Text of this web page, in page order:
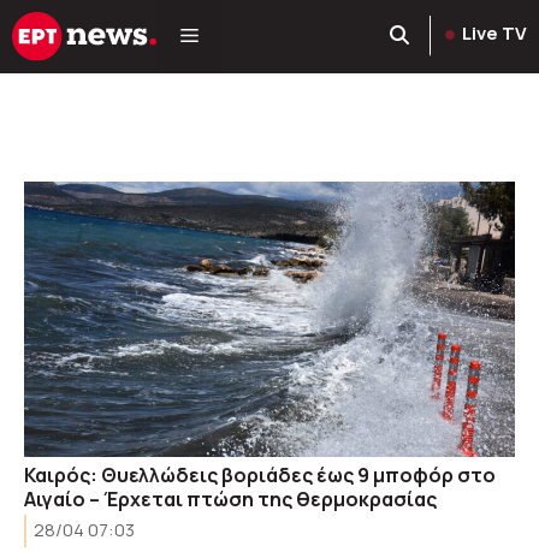
Μετάβαση
σε
Live TV
Καιρός: Θυελλώδεις βοριάδες έως 9 μποφόρ στο
Αιγαίο – Έρχεται πτώση της θερμοκρασίας
28/04 07:03